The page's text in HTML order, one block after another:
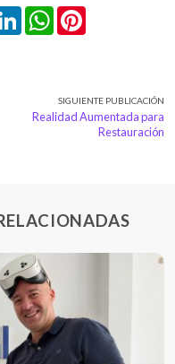
LinkedInWhatsApp
SIGUIENTE PUBLICACIÓN
Realidad Aumentada para
Restauración